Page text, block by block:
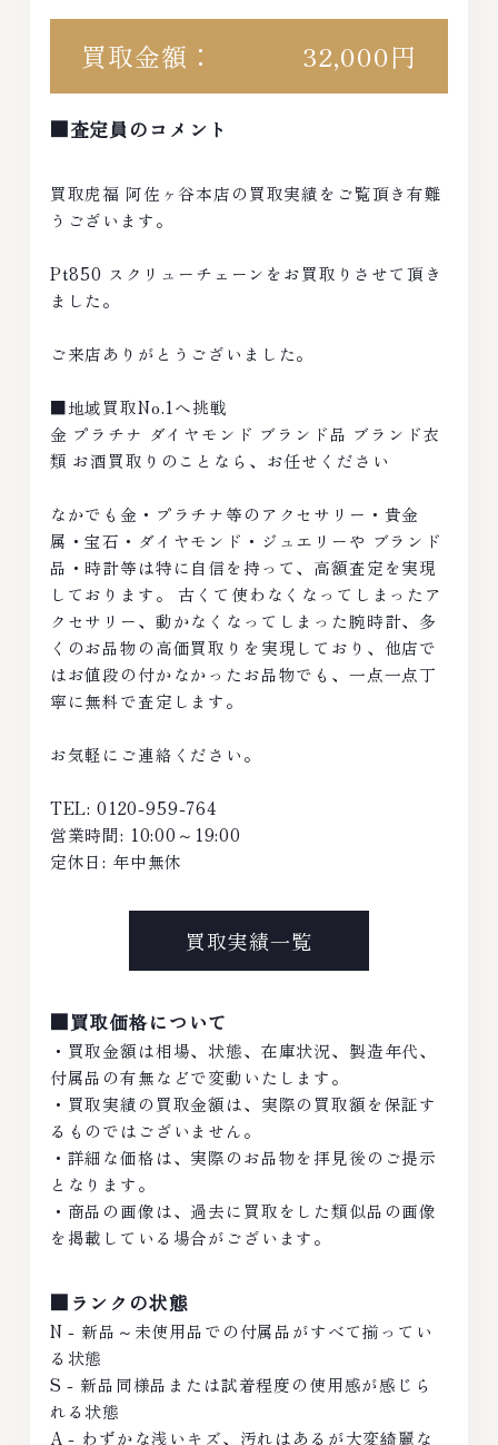
買取金額： 32,000円
■査定員のコメント
買取虎福 阿佐ヶ谷本店の買取実績をご覧頂き有難
うございます。
Pt850 スクリューチェーンをお買取りさせて頂き
ました。
ご来店ありがとうございました。
■地域買取No.1へ挑戦
金 プラチナ ダイヤモンド ブランド品 ブランド衣
類 お酒買取りのことなら、お任せください
なかでも金・プラチナ等のアクセサリー・貴金
属・宝石・ダイヤモンド・ジュエリーや ブランド
品・時計等は特に自信を持って、高額査定を実現
しております。 古くて使わなくなってしまったア
クセサリー、動かなくなってしまった腕時計、多
くのお品物の高価買取りを実現しており、他店で
はお値段の付かなかったお品物でも、一点一点丁
寧に無料で査定します。
お気軽にご連絡ください。
TEL: 0120-959-764
営業時間: 10:00～19:00
定休日: 年中無休
買取実績一覧
■買取価格について
・買取金額は相場、状態、在庫状況、製造年代、
付属品の有無などで変動いたします。
・買取実績の買取金額は、実際の買取額を保証す
るものではございません。
・詳細な価格は、実際のお品物を拝見後のご提示
となります。
・商品の画像は、過去に買取をした類似品の画像
を掲載している場合がございます。
■ランクの状態
N - 新品～未使用品での付属品がすべて揃ってい
る状態
S - 新品同様品または試着程度の使用感が感じら
れる状態
A - わずかな浅いキズ、汚れはあるが大変綺麗な